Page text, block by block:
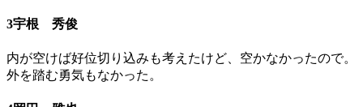
3宇根 秀俊
内が空けば好位切り込みも考えたけど、空かなかったので。
外を踏む勇気もなかった。